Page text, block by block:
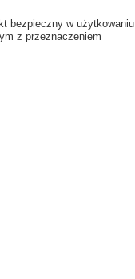
bezpieczny w użytkowaniu
z przeznaczeniem